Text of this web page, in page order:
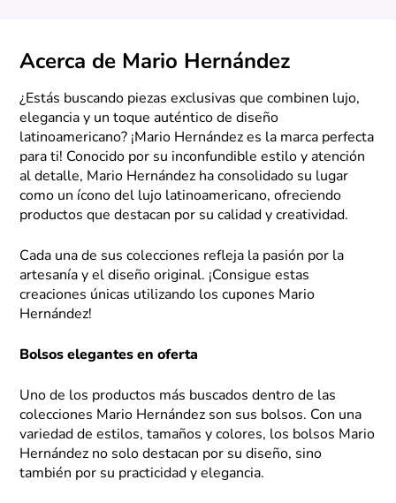
Acerca de Mario Hernández
¿Estás buscando piezas exclusivas que combinen lujo,
elegancia y un toque auténtico de diseño
latinoamericano? ¡Mario Hernández es la marca perfecta
para ti! Conocido por su inconfundible estilo y atención
al detalle, Mario Hernández ha consolidado su lugar
como un ícono del lujo latinoamericano, ofreciendo
productos que destacan por su calidad y creatividad.
Cada una de sus colecciones refleja la pasión por la
artesanía y el diseño original. ¡Consigue estas
creaciones únicas utilizando los cupones Mario
Hernández!
Bolsos elegantes en oferta
Uno de los productos más buscados dentro de las
colecciones Mario Hernández son sus bolsos. Con una
variedad de estilos, tamaños y colores, los bolsos Mario
Hernández no solo destacan por su diseño, sino
también por su practicidad y elegancia.